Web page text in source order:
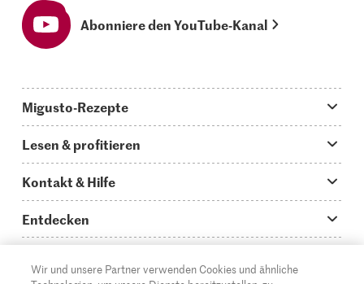
Abonniere den YouTube-Kanal
Migusto-Rezepte
Was koche ich heute?
Hauptgerichte
Schnelle & einfache Rezepte
Apéro & Fingerfood
Lesen & profitieren
Storys
How to-Videos
Glossar
Kontakt & Hilfe
Infos zum Kochen mit Migusto
Kontakt
Entdecken
Supermarkt
DE FR IT
Wir und unsere Partner verwenden Cookies und ähnliche